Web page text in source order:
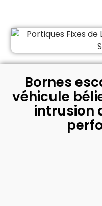
Bornes
véhicule
intrusion